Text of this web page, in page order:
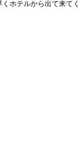
ホテルから出て来てく